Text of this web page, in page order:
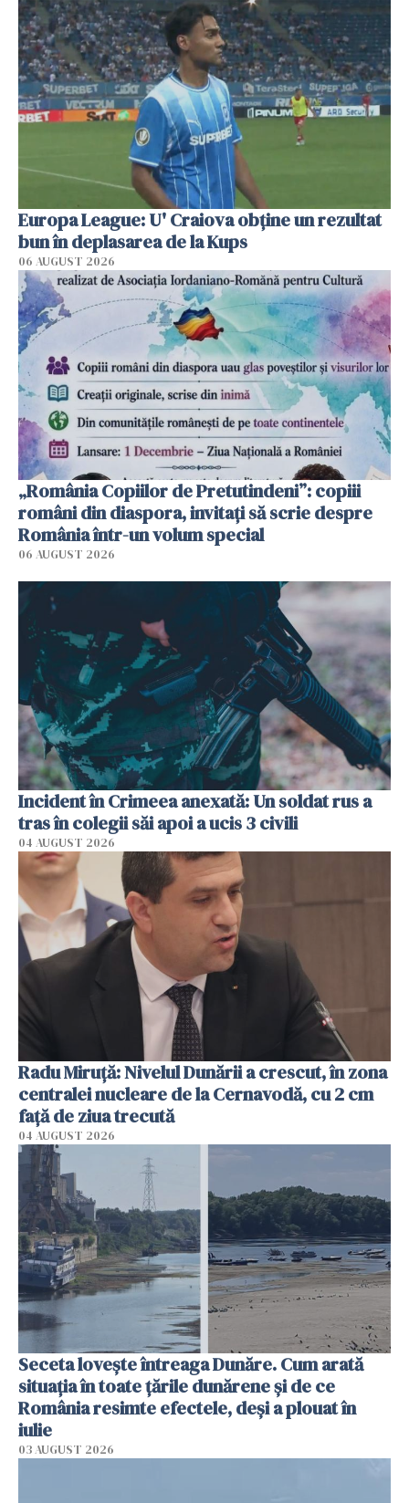
Europa League: U' Craiova obține un rezultat
bun în deplasarea de la Kups
06 AUGUST 2026
„România Copiilor de Pretutindeni”: copiii
români din diaspora, invitați să scrie despre
România într-un volum special
06 AUGUST 2026
Incident în Crimeea anexată: Un soldat rus a
tras în colegii săi apoi a ucis 3 civili
04 AUGUST 2026
Radu Miruţă: Nivelul Dunării a crescut, în zona
centralei nucleare de la Cernavodă, cu 2 cm
faţă de ziua trecută
04 AUGUST 2026
Seceta lovește întreaga Dunăre. Cum arată
situația în toate țările dunărene și de ce
România resimte efectele, deși a plouat în
iulie
03 AUGUST 2026